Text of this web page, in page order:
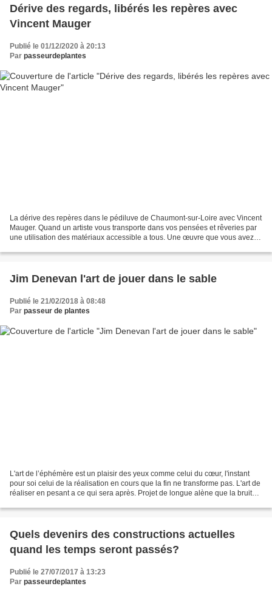
Dérive des regards, libérés les repères avec
Vincent Mauger
Publié le 01/12/2020 à 20:13
Par passeurdeplantes
La dérive des repères dans le pédiluve de Chaumont-sur-Loire avec Vincent
Mauger. Quand un artiste vous transporte dans vos pensées et rêveries par
une utilisation des matériaux accessible a tous. Une œuvre que vous avez
Jim Denevan l'art de jouer dans le sable
Publié le 21/02/2018 à 08:48
Par passeur de plantes
L'art de l’éphémère est un plaisir des yeux comme celui du cœur, l'instant
pour soi celui de la réalisation en cours que la fin ne transforme pas. L'art de
réaliser en pesant a ce qui sera après. Projet de longue alène que la bruit
Quels devenirs des constructions actuelles
quand les temps seront passés?
Publié le 27/07/2017 à 13:23
Par passeurdeplantes